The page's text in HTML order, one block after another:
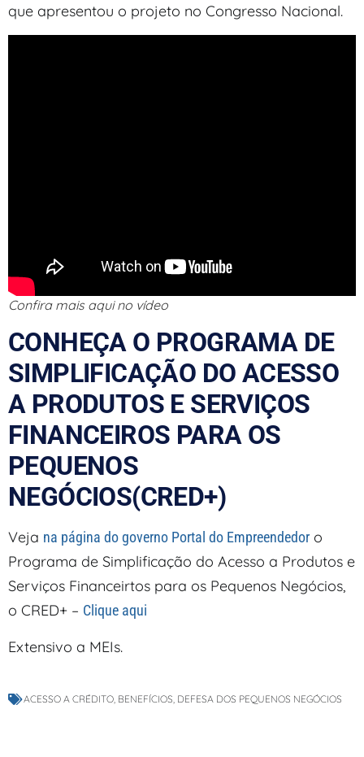
que apresentou o projeto no Congresso Nacional.
Confira mais aqui no vídeo
CONHEÇA O PROGRAMA DE
SIMPLIFICAÇÃO DO ACESSO
A PRODUTOS E SERVIÇOS
FINANCEIROS PARA OS
PEQUENOS
NEGÓCIOS(CRED+)
Veja na página do governo Portal do Empreendedor o
Programa de Simplificação do Acesso a Produtos e
Serviços Financeirtos para os Pequenos Negócios,
o CRED+ – Clique aqui
Extensivo a MEIs.
ACESSO A CRÉDITO, BENEFÍCIOS, DEFESA DOS PEQUENOS NEGÓCIOS